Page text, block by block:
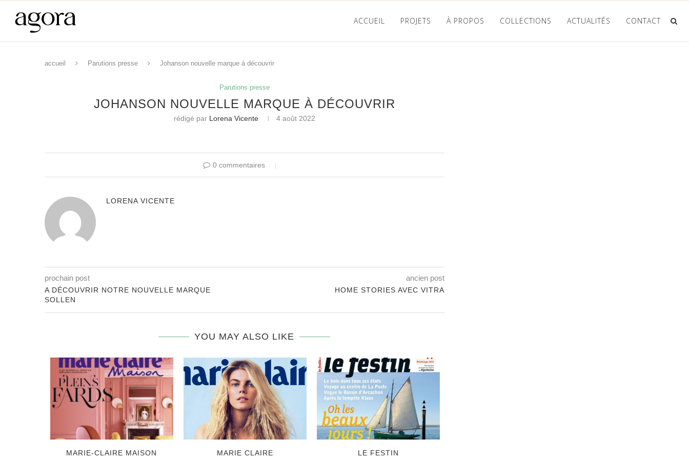
ACCUEIL PROJETS À PROPOS COLLECTIONS ACTUALITÉS CONTACT
accueil Parutions presse Johanson nouvelle marque à découvrir
Parutions presse
JOHANSON NOUVELLE MARQUE À DÉCOUVRIR
rédigé par Lorena Vicente 4 août 2022
0 commentaires
LORENA VICENTE
prochain post
A DÉCOUVRIR NOTRE NOUVELLE MARQUE
SOLLEN
ancien post
HOME STORIES AVEC VITRA
YOU MAY ALSO LIKE
MARIE-CLAIRE MAISON MARIE CLAIRE LE FESTIN